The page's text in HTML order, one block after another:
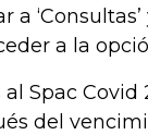
‘Consultas’
a la
Spac Covid
del